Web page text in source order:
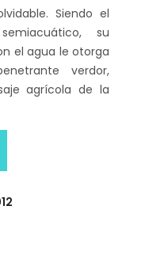
Siendo el
su
el agua le otorga
verdor,
agrícola de la